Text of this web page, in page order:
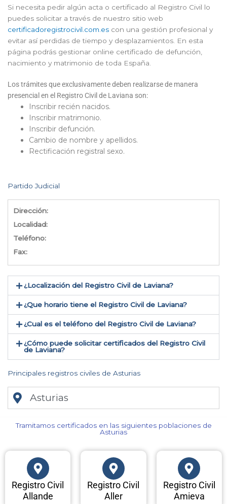
Si necesita pedir algún acta o certificado al Registro Civil lo
puedes solicitar a través de nuestro sitio web
certificadoregistrocivil.com.es con una gestión profesional y
evitar así perdidas de tiempo y desplazamientos. En esta
página podrás gestionar online certificado de defunción,
nacimiento y matrimonio de toda España.
Los trámites que exclusivamente deben realizarse de manera
presencial en el Registro Civil de Laviana son:
Inscribir recién nacidos.
Inscribir matrimonio.
Inscribir defunción.
Cambio de nombre y apellidos.
Rectificación registral sexo.
Partido Judicial
Dirección:
Localidad:
Teléfono:
Fax:
¿Localización del Registro Civil de Laviana​?
¿Que horario tiene el Registro Civil de Laviana?
¿Cual es el teléfono del Registro Civil de Laviana​?
¿Cómo puede solicitar certificados del Registro Civil
de Laviana​?
Principales registros civiles de Asturias
Asturias
Tramitamos certificados en las siguientes poblaciones de
Asturias​
Registro Civil
Allande
Registro Civil
Aller
Registro Civil
Amieva